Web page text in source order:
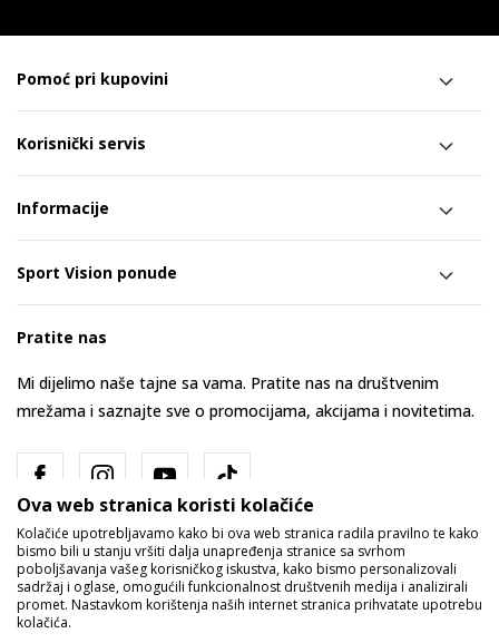
Pomoć pri kupovini
Korisnički servis
Informacije
Sport Vision ponude
Pratite nas
Mi dijelimo naše tajne sa vama. Pratite nas na društvenim
mrežama i saznajte sve o promocijama, akcijama i novitetima.
Bosna i Hercegovina Promijenite
Ova web stranica koristi kolačiće
Kolačiće upotrebljavamo kako bi ova web stranica radila pravilno te kako
bismo bili u stanju vršiti dalja unapređenja stranice sa svrhom
poboljšavanja vašeg korisničkog iskustva, kako bismo personalizovali
sadržaj i oglase, omogućili funkcionalnost društvenih medija i analizirali
promet. Nastavkom korištenja naših internet stranica prihvatate upotrebu
kolačića.